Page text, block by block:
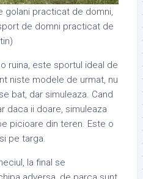
golani practicat de domni,
de domni practicat de
ruina, este sportul ideal de
niste modele de urmat, nu
bat, dar simuleaza. Cand
daca ii doare, simuleaza
picioare din teren. Este o
pe targa.
la final se